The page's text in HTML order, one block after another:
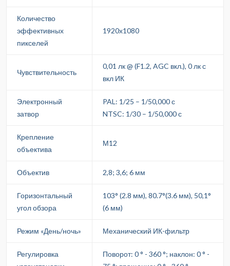
Количество
эффективных
пикселей
1920х1080
Чувствительность
0,01 лк @ (F1.2, AGC вкл.), 0 лк с
вкл ИК
Электронный
затвор
PAL: 1/25 – 1/50,000 с
NTSC: 1/30 – 1/50,000 с
Крепление
объектива
М12
Объектив 2,8; 3,6; 6 мм
Горизонтальный
угол обзора
103° (2.8 мм), 80.7°(3.6 мм), 50,1°
(6 мм)
Режим «День/ночь» Механический ИК-фильтр
Регулировка
Поворот: 0 ° - 360 °; наклон: 0 ° -